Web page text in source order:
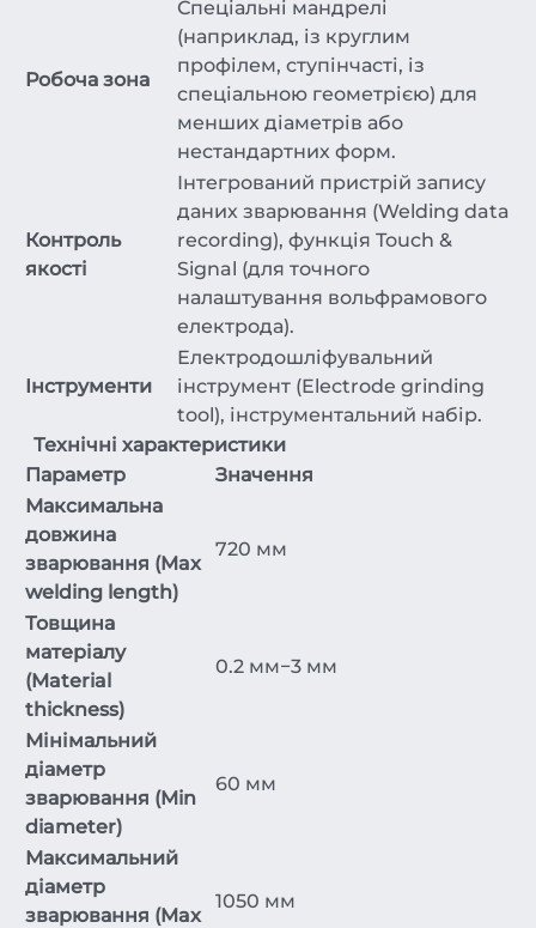
Робоча зона
Спеціальні мандрелі
(наприклад, із круглим
профілем, ступінчасті, із
спеціальною геометрією) для
менших діаметрів або
нестандартних форм.
Контроль
якості
Інтегрований пристрій запису
даних зварювання (Welding data
recording), функція Touch &
Signal (для точного
налаштування вольфрамового
електрода).
Інструменти
Електродошліфувальний
інструмент (Electrode grinding
tool), інструментальний набір.
Технічні характеристики
Параметр
Значення
Максимальна
довжина
зварювання (Max
welding length)
720 мм
Товщина
матеріалу
(Material
thickness)
0.2 мм−3 мм
Мінімальний
діаметр
зварювання (Min
diameter)
60 мм
Максимальний
діаметр
зварювання (Max
1050 мм